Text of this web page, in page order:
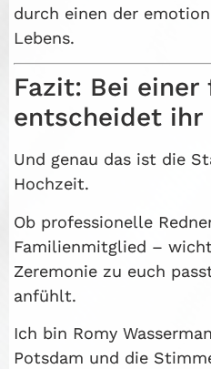
durch einen der
Lebens.
Fazit: Bei einer
entscheidet
Und genau das ist die
Hochzeit.
Ob professionelle
Familienmitglied –
Zeremonie zu euch
anfühlt.
Ich bin Romy
Potsdam und die